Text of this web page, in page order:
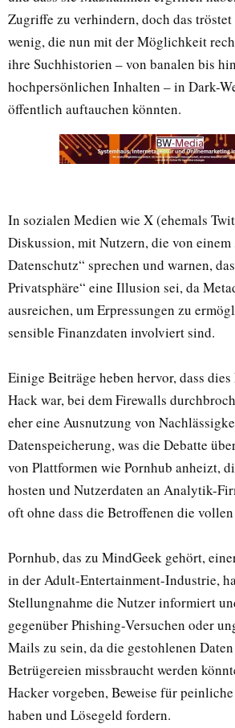
Zugriffe zu verhindern, doch das
wenig, die nun mit der Möglichkeit
ihre Suchhistorien – von banalen bis
hochpersönlichen Inhalten – in Dark-
öffentlich auftauchen könnten.
In sozialen Medien wie X (ehemals
Diskussion, mit Nutzern, die von
Datenschutz“ sprechen und warnen,
Privatsphäre“ eine Illusion sei, da
ausreichen, um Erpressungen zu
sensible Finanzdaten involviert sind.
Einige Beiträge heben hervor, dass
Hack war, bei dem Firewalls
eher eine Ausnutzung von
Datenspeicherung, was die Debatte
von Plattformen wie Pornhub anheizt,
hosten und Nutzerdaten an Analytik-
oft ohne dass die Betroffenen die
Pornhub, das zu MindGeek gehört,
in der Adult-Entertainment-Industrie,
Stellungnahme die Nutzer informiert
gegenüber Phishing-Versuchen oder
Mails zu sein, da die gestohlenen
Betrügereien missbraucht werden
Hacker vorgeben, Beweise für
haben und Lösegeld fordern.